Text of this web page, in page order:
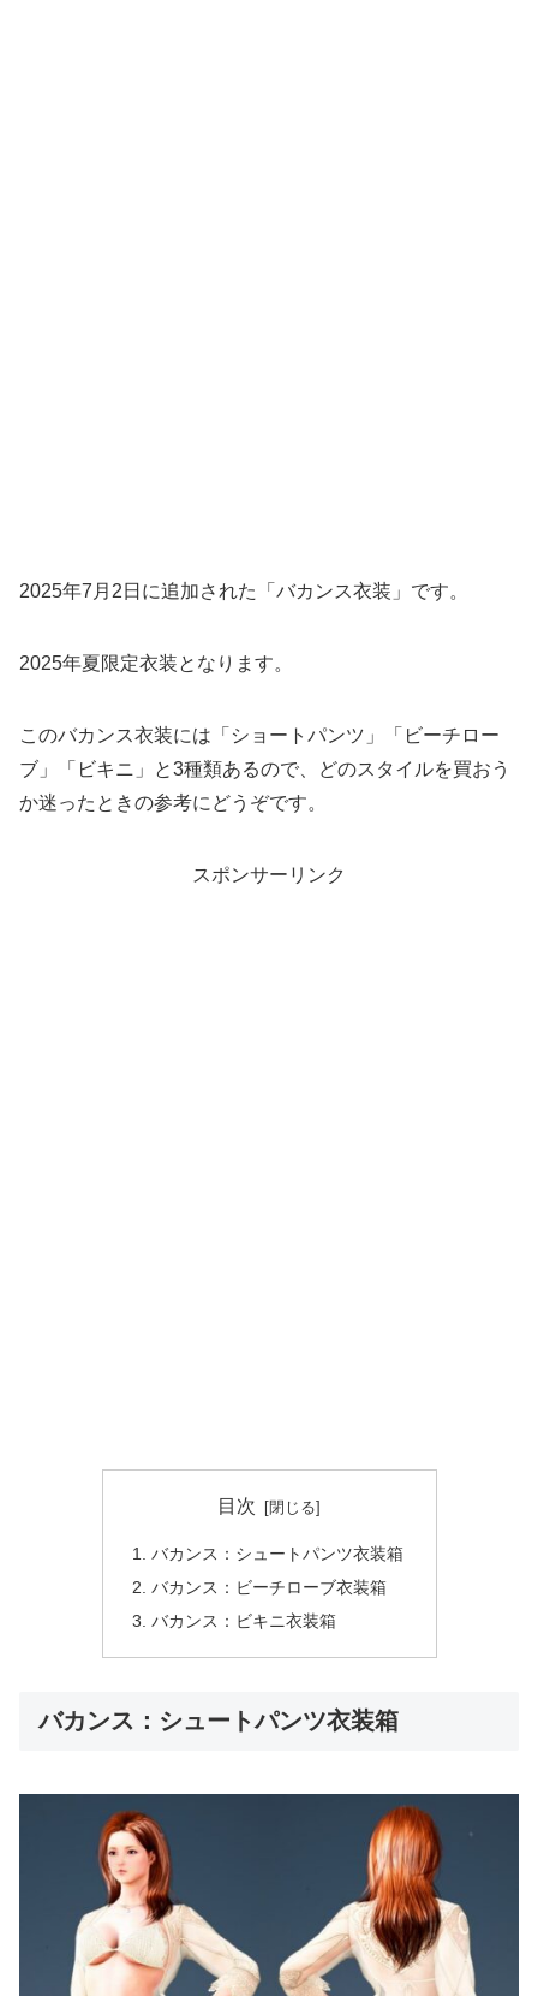
2025年7月2日に追加された「バカンス衣装」です。
2025年夏限定衣装となります。
このバカンス衣装には「ショートパンツ」「ビーチロー
ブ」「ビキニ」と3種類あるので、どのスタイルを買おう
か迷ったときの参考にどうぞです。
スポンサーリンク
目次
バカンス：シュートパンツ衣装箱
バカンス：ビーチローブ衣装箱
バカンス：ビキニ衣装箱
バカンス：シュートパンツ衣装箱